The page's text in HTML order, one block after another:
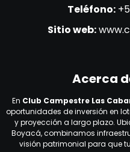
Teléfono:
Sitio web:
Acerca
En Club Campestre Las
oportunidades de inversión en
y proyección a largo plazo.
Boyacá, combinamos
visión patrimonial para que